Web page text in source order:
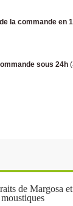
la commande en
sous 24h
de Margosa